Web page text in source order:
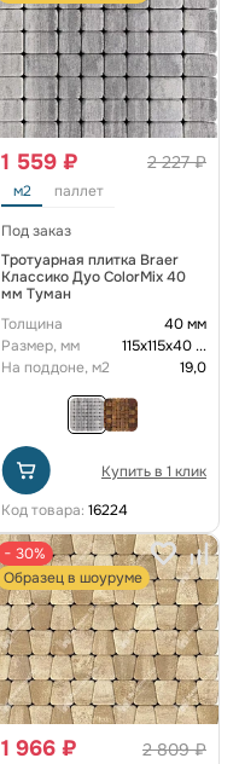
2 227 ₽
1 559 ₽
м2 паллет
Под заказ
Тротуарная плитка Braer
Классико Дуо ColorMix 40
мм Туман
Толщина
40 мм
Размер, мм
115х115х40...
На поддоне, м2
19,0
Купить в 1 клик
Код товара: 16224
− 30%
Образец в шоуруме
2 809 ₽
1 966 ₽